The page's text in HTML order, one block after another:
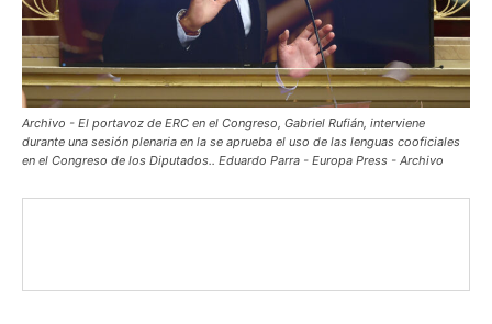
Archivo - El portavoz de ERC en el Congreso, Gabriel Rufián, interviene
durante una sesión plenaria en la se aprueba el uso de las lenguas cooficiales
en el Congreso de los Diputados.. Eduardo Parra - Europa Press - Archivo